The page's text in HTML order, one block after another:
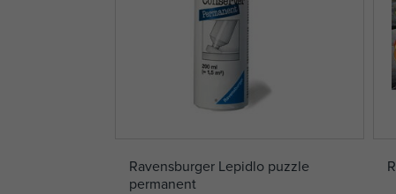
Ravensburger Lepidlo puzzle
permanent